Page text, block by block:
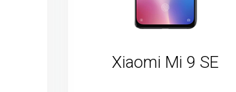
Xiaomi Mi 9 SE